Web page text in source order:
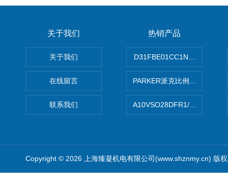
关于我们
关于我们
在线留言
联系我们
热销产品
PARKER派克比例阀 柱塞泵
A10VSO28DFR1/
Copyright © 2026 上海臻凝机电有限公司(www.shznmy.cn) 版